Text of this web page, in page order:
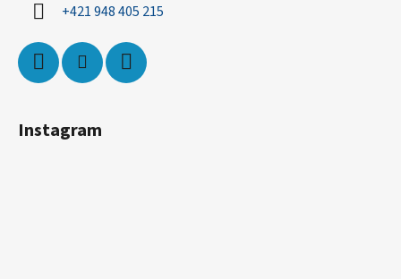
+421 948 405 215
Instagram